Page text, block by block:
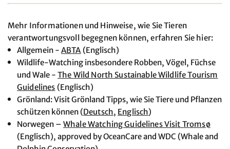
Mehr Informationen und Hinweise, wie Sie Tieren
verantwortungsvoll begegnen können, erfahren Sie hier:
Allgemein - ABTA (Englisch)
Wildlife-Watching insbesondere Robben, Vögel, Füchse
und Wale - The Wild North Sustainable Wildlife Tourism
Guidelines (Englisch)
Grönland: Visit Grönland Tipps, wie Sie Tiere und Pflanzen
schützen können (Deutsch, Englisch)
Norwegen – Whale Watching Guidelines Visit Tromsø
(Englisch), approved by OceanCare and WDC (Whale and